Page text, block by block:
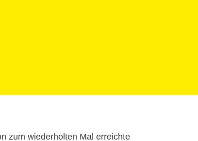
zum wiederholten Mal erreichte